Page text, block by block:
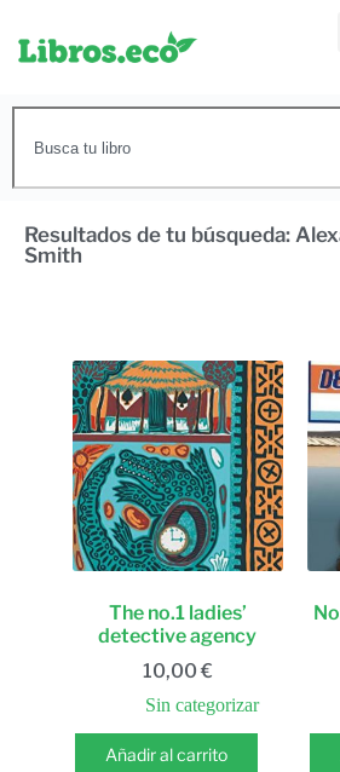
Resultados de tu búsqueda:
Smith
The no.1 ladies’
detective agency
10,00 €
Sin categorizar
Añadir al carrito